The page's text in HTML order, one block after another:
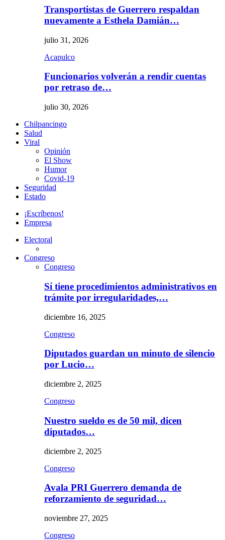
Transportistas de Guerrero respaldan
nuevamente a Esthela Damián…
julio 31, 2026
Acapulco
Funcionarios volverán a rendir cuentas
por retraso de…
julio 30, 2026
Chilpancingo
Salud
Viral
Opinión
El Show
Humor
Covid-19
Seguridad
Estado
¡Escríbenos!
Empresa
Electoral
Congreso
Congreso
Sí tiene procedimientos administrativos en
trámite por irregularidades,…
diciembre 16, 2025
Congreso
Diputados guardan un minuto de silencio
por Lucio…
diciembre 2, 2025
Congreso
Nuestro sueldo es de 50 mil, dicen
diputados…
diciembre 2, 2025
Congreso
Avala PRI Guerrero demanda de
reforzamiento de seguridad…
noviembre 27, 2025
Congreso